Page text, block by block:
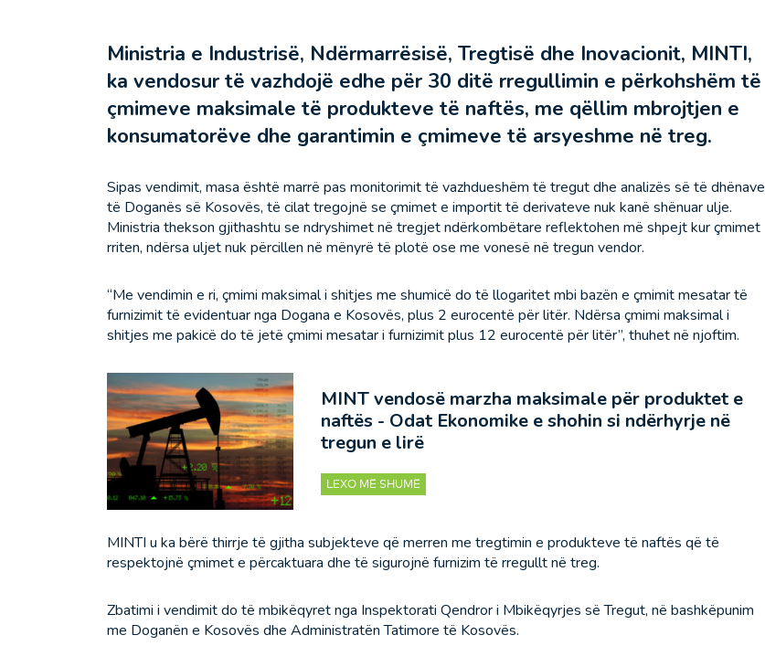
Ministria e Industrisë, Ndërmarrësisë, Tregtisë dhe Inovacionit, MINTI,
ka vendosur të vazhdojë edhe për 30 ditë rregullimin e përkohshëm të
çmimeve maksimale të produkteve të naftës, me qëllim mbrojtjen e
konsumatorëve dhe garantimin e çmimeve të arsyeshme në treg.
Sipas vendimit, masa është marrë pas monitorimit të vazhdueshëm të tregut dhe analizës së të dhënave
të Doganës së Kosovës, të cilat tregojnë se çmimet e importit të derivateve nuk kanë shënuar ulje.
Ministria thekson gjithashtu se ndryshimet në tregjet ndërkombëtare reflektohen më shpejt kur çmimet
rriten, ndërsa uljet nuk përcillen në mënyrë të plotë ose me vonesë në tregun vendor.
“Me vendimin e ri, çmimi maksimal i shitjes me shumicë do të llogaritet mbi bazën e çmimit mesatar të
furnizimit të evidentuar nga Dogana e Kosovës, plus 2 eurocentë për litër. Ndërsa çmimi maksimal i
shitjes me pakicë do të jetë çmimi mesatar i furnizimit plus 12 eurocentë për litër”, thuhet në njoftim.
MINT vendosë marzha maksimale për produktet e
naftës - Odat Ekonomike e shohin si ndërhyrje në
tregun e lirë
LEXO MË SHUMË
MINTI u ka bërë thirrje të gjitha subjekteve që merren me tregtimin e produkteve të naftës që të
respektojnë çmimet e përcaktuara dhe të sigurojnë furnizim të rregullt në treg.
Zbatimi i vendimit do të mbikëqyret nga Inspektorati Qendror i Mbikëqyrjes së Tregut, në bashkëpunim
me Doganën e Kosovës dhe Administratën Tatimore të Kosovës.